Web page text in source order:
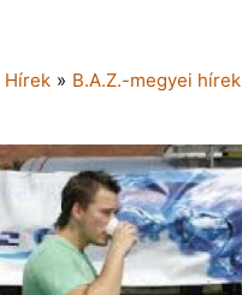
Hírek » B.A.Z.-megyei hírek